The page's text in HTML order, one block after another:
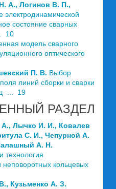
А., Логинов В. П.,
электродинамической
состояние сварных
10
модель сварного
оптического
П. В. Выбор
линий сборки и сварки
... 19
РАЗДЕЛ
Лычко И. И., Ковалев
С. И., Чепурной А.
А. Н.
технология
неповоротных кольцевых
Кузьменко А. З.